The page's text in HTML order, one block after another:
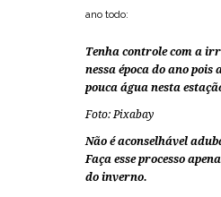
ano todo:
Tenha controle com a
nessa época do ano pois
pouca água nesta
Foto: Pixabay
Não é aconselhável
Faça esse processo
do inverno.